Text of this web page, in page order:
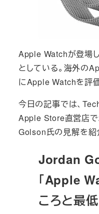
Apple Watchが登場
としている。海外の
にApple Watchを評
今日の記事では、
Apple Store直営店
Golson氏の見解を紹
Jordan
「Apple
ころと最